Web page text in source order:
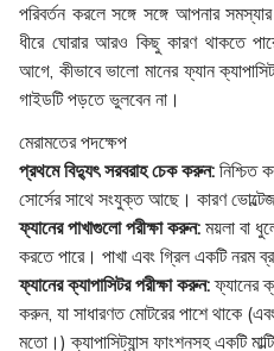
পরিবর্তন করলে সঙ্গে সঙ্গে আপনার
ধীরে ঘোরার আরও কিছু কারণ থাকতে
আগে, কীভাবে ভালো মানের ফ্যান
গাইডটি পড়তে ভুলবেন না।
মেরামতের পদক্ষেপ
প্রথমে বিদ্যুৎ সরবরাহ চেক করুন: নিশ্চিত
সোর্সের সাথে সংযুক্ত আছে। কারণ
ফ্যানের পাখাগুলো পরীক্ষা করুন: ময়লা বা
করতে পারে। পাখা এবং গ্রিল একটি নরম
ফ্যানের ক্যাপাসিটর পরীক্ষা করুন:ফ্যানের
করুন, যা সাধারণত মোটরের পাশে থাকে
মতো।) ক্যাপাসিট্যান্স ফাংশনসহ একটি